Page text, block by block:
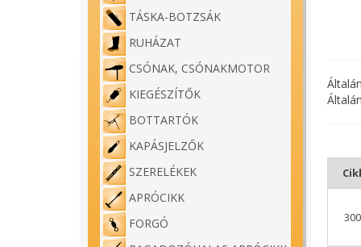
TÁSKA-BOTZSÁK
RUHÁZAT
CSÓNAK, CSÓNAKMOTOR
KIEGÉSZÍTŐK
BOTTARTÓK
KAPÁSJELZŐK
SZERELÉKEK
APRÓCIKK
FORGÓ